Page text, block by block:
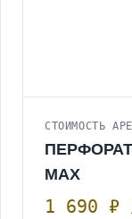
СТОИМОСТЬ
MAX
1 690 ₽